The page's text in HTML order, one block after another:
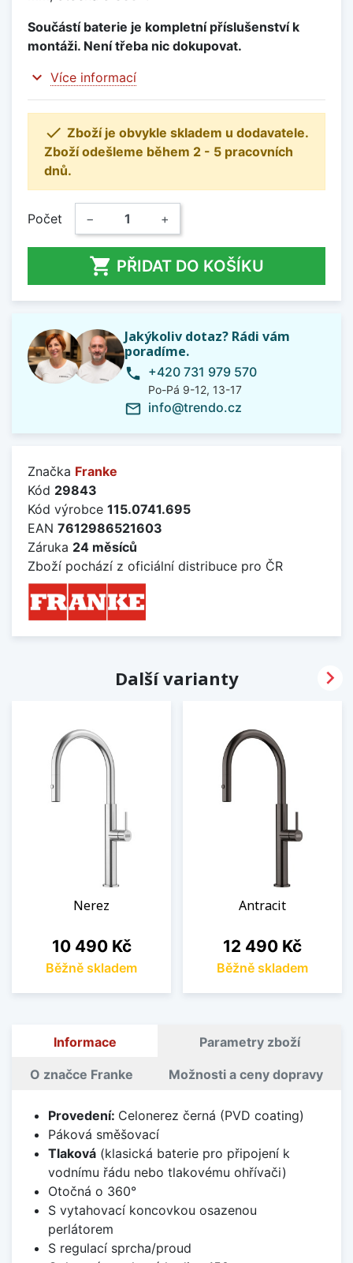
Součástí baterie je kompletní příslušenství k
montáži. Není třeba nic dokupovat.
expand_more Více informací
 Zboží je obvykle skladem u dodavatele.
Zboží odešleme během 2 - 5 pracovních
dnů.
Počet − +
 PŘIDAT DO KOŠÍKU
Jakýkoliv dotaz? Rádi vám
poradíme.
phone +420 731 979 570
Po-Pá 9-12, 13-17
mail_outline info@trendo.cz
Značka Franke
Kód 29843
Kód výrobce 115.0741.695
EAN 7612986521603
Záruka 24 měsíců
Zboží pochází z oficiální distribuce pro ČR
Další varianty
Nerez
Cena
10 490 Kč
Běžně skladem
Antracit
Cena
12 490 Kč
Běžně skladem

Informace Parametry zboží
O značce Franke Možnosti a ceny dopravy
Provedení: Celonerez černá (PVD coating)
Páková směšovací
Tlaková(klasická baterie pro připojení k
vodnímu řádu nebo tlakovému ohřívači)
Otočná o 360°
S vytahovací koncovkou osazenou
perlátorem
S regulací sprcha/proud